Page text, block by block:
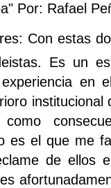
Por: Rafael
Con estas
Es un
en
es el que me
de ellos